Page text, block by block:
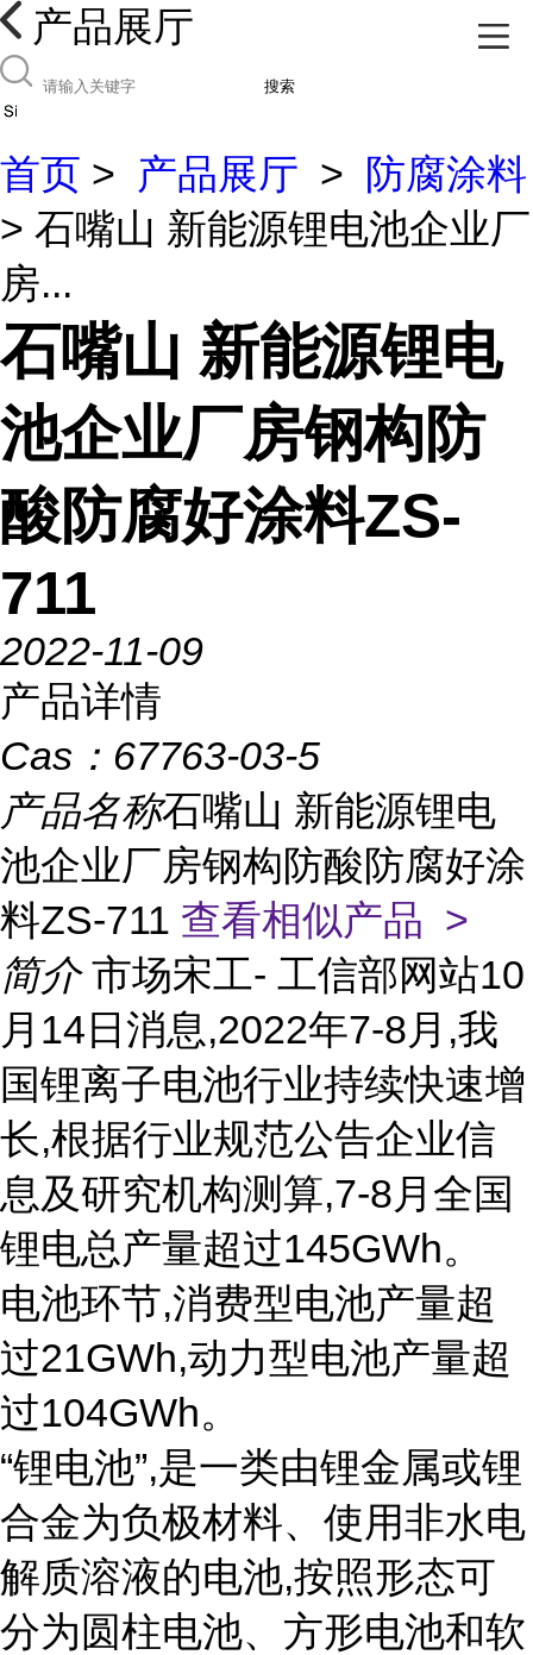
产品展厅
搜索
首页 > 产品展厅 >
防腐涂料
> 石嘴山 新能源锂电池企业厂
房...
石嘴山 新能源锂电
池企业厂房钢构防
酸防腐好涂料ZS-
711
2022-11-09
产品详情
Cas： 67763-03-5
产品名称石嘴山 新能源锂电
池企业厂房钢构防酸防腐好涂
料ZS-711 查看相似产品 >
简介 市场宋工- 工信部网站10
月14日消息,2022年7-8月,我
国锂离子电池行业持续快速增
长,根据行业规范公告企业信
息及研究机构测算,7-8月全国
锂电总产量超过145GWh。
电池环节,消费型电池产量超
过21GWh,动力型电池产量超
过104GWh。
“锂电池”,是一类由锂金属或锂
合金为负极材料、使用非水电
解质溶液的电池,按照形态可
分为圆柱电池、方形电池和软